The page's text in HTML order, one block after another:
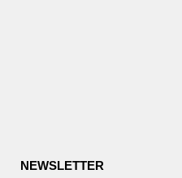
NEWSLETTER